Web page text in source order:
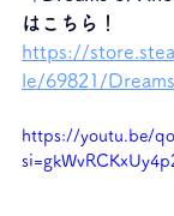
はこちら！
https://
le/69821/
https://youtu.be/